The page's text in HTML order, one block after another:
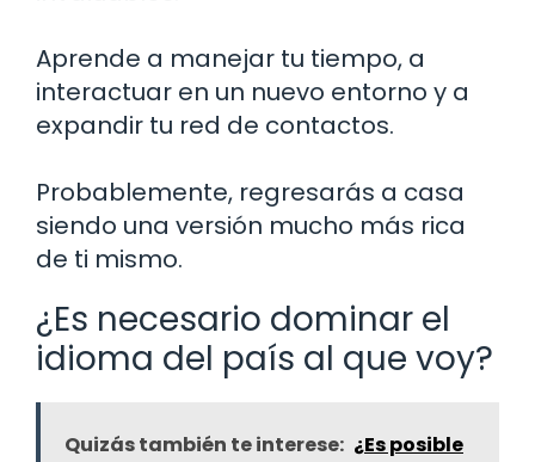
Aprende a manejar tu tiempo, a
interactuar en un nuevo entorno y a
expandir tu red de contactos.
Probablemente, regresarás a casa
siendo una versión mucho más rica
de ti mismo.
¿Es necesario dominar el
idioma del país al que voy?
Quizás también te interese: ¿Es posible